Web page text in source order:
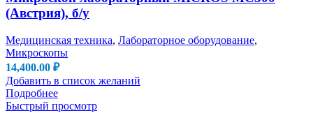
(Австрия), б/у
Медицинская техника, Лабораторное оборудование,
Микроскопы
14,400.00 ₽
Добавить в список желаний
Подробнее
Быстрый просмотр